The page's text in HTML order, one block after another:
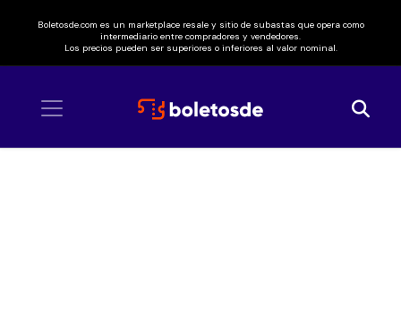
Boletosde.com es un marketplace resale y sitio de subastas que opera como
intermediario entre compradores y vendedores.
Los precios pueden ser superiores o inferiores al valor nominal.